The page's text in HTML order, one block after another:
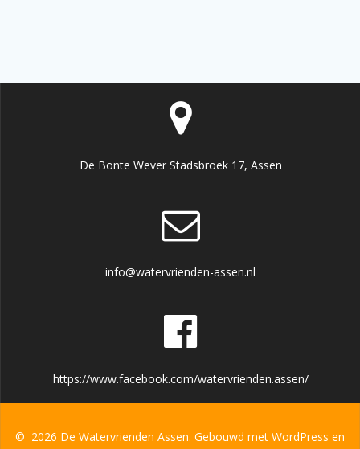
De Bonte Wever Stadsbroek 17, Assen
info@watervrienden-assen.nl
https://www.facebook.com/watervrienden.assen/
© 2026 De Watervrienden Assen. Gebouwd met WordPress en